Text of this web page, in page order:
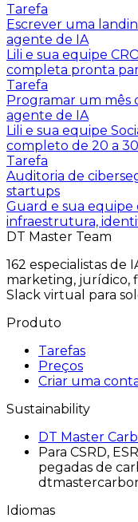
Tarefa
Escrever uma
agente de IA
Lili e sua equipe
completa pronta
correspondente,
formulário
Tarefa
Programar um
agente de IA
Lili e sua equipe
completo de 20 a
sua voz de marca,
Tarefa
Auditoria de
startups
Guard e sua equipe
infraestrutura,
verificam sua
técnica.
DT Master Team
162 especialistas de
marketing, jurídico,
Slack virtual para
Produto
Tarefas
Preços
Criar uma
Sustainability
DT Master
Para CSRD,
pegadas de
Idiomas